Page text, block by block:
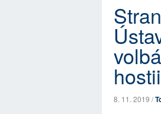
8. 11. 2019 /